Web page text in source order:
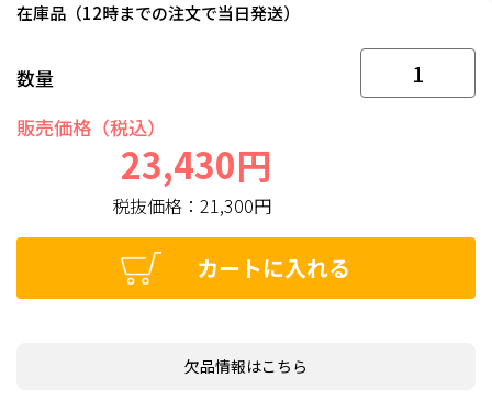
在庫品（12時までの注文で当日発送）
数量
販売価格（税込）
23,430円
税抜価格：21,300円
カートに入れる
欠品情報はこちら